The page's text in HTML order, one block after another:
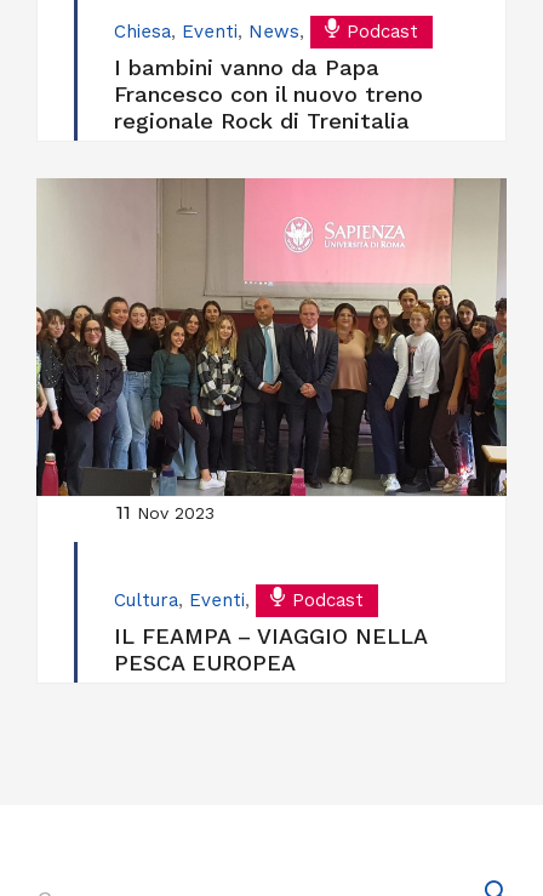
Chiesa, Eventi, News, Podcast
I bambini vanno da Papa
Francesco con il nuovo treno
regionale Rock di Trenitalia
11 Nov 2023
Cultura, Eventi, Podcast
IL FEAMPA – VIAGGIO NELLA
PESCA EUROPEA